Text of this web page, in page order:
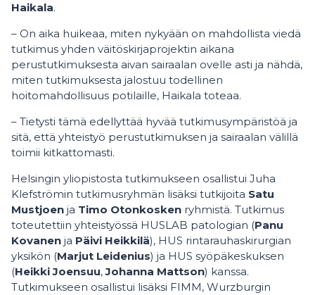
Haikala.
– On aika huikeaa, miten nykyään on mahdollista viedä
tutkimus yhden väitöskirjaprojektin aikana
perustutkimuksesta aivan sairaalan ovelle asti ja nähdä,
miten tutkimuksesta jalostuu todellinen
hoitomahdollisuus potilaille, Haikala toteaa.
– Tietysti tämä edellyttää hyvää tutkimusympäristöä ja
sitä, että yhteistyö perustutkimuksen ja sairaalan välillä
toimii kitkattomasti.
Helsingin yliopistosta tutkimukseen osallistui Juha
Klefströmin tutkimusryhmän lisäksi tutkijoita Satu
Mustjoen ja Timo Otonkosken ryhmistä. Tutkimus
toteutettiin yhteistyössä HUSLAB patologian (Panu
Kovanen ja Päivi Heikkilä), HUS rintarauhaskirurgian
yksikön (Marjut Leidenius) ja HUS syöpäkeskuksen
(Heikki Joensuu,Johanna Mattson) kanssa.
Tutkimukseen osallistui lisäksi FIMM, Wurzburgin